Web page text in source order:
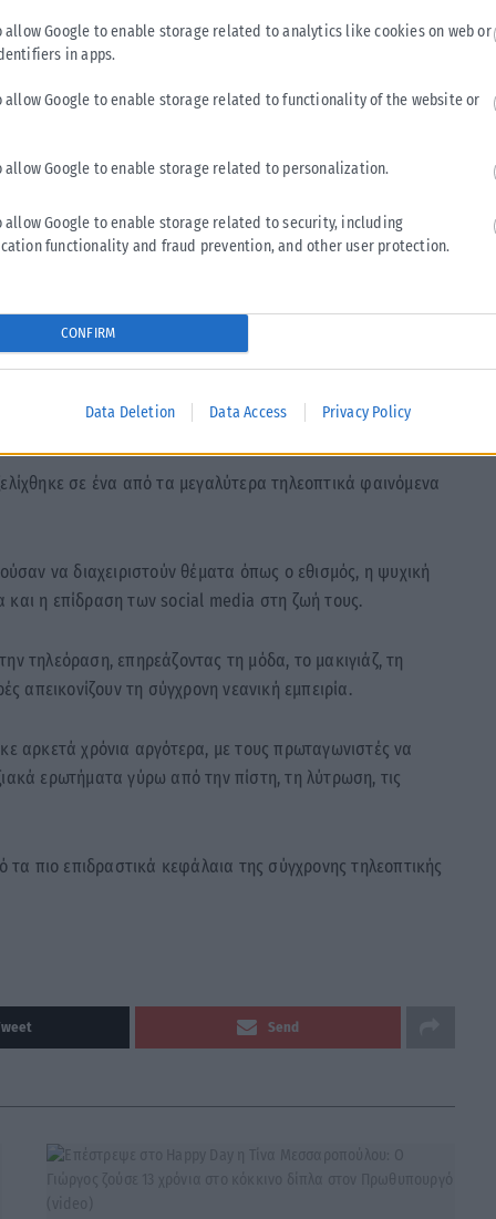
allow Google to enable storage related to analytics like cookies on web or
in apps.
allow Google to enable storage related to functionality of the website or
allow Google to enable storage related to personalization.
allow Google to enable storage related to security, including
functionality and fraud prevention, and other user protection.
CONFIRM
Data Deletion Data Access Privacy Policy
βασικούς λόγους που δυσκόλεψαν τη συνέχιση του
χαρακτηριστικά στους New York Times.
απέφυγε να δώσει ξεκάθαρη απάντηση, λέγοντας πως
του και να απομακρυνθεί για λίγο από την
σε ένα από τα μεγαλύτερα τηλεοπτικά φαινόμενα
να διαχειριστούν θέματα όπως ο εθισμός, η ψυχική
και η επίδραση των social media στη ζωή τους.
τηλεόραση, επηρεάζοντας τη μόδα, το μακιγιάζ, τη
απεικονίζουν τη σύγχρονη νεανική εμπειρία.
αρκετά χρόνια αργότερα, με τους πρωταγωνιστές να
ερωτήματα γύρω από την πίστη, τη λύτρωση, τις
πιο επιδραστικά κεφάλαια της σύγχρονης τηλεοπτικής
Send